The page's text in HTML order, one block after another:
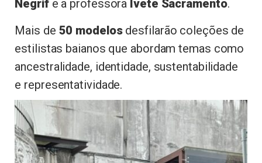
Negrife a professora Ivete Sacramento.
Mais de 50 modelosdesfilarão coleções de
estilistas baianos que abordam temas como
ancestralidade, identidade, sustentabilidade
e representatividade.